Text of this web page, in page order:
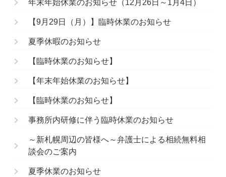
年末年始休業のお知らせ（12月26日～1月4日）
【9月29日（月）】臨時休業のお知らせ
夏季休暇のお知らせ
【臨時休業のお知らせ】
【年末年始休業のお知らせ】
【臨時休業のお知らせ】
事務所内研修に伴う臨時休業のお知らせ
～新札幌周辺の皆様へ～弁護士による相続無料相
談会のご案内
夏季休業のお知らせ